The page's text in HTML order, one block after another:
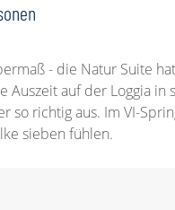
- die Natur Suite
Auszeit auf der Loggia in
so richtig aus. Im VI-
sieben fühlen.